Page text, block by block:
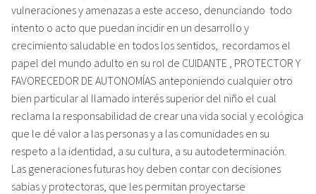
vulneraciones y amenazas a este acceso, denunciando todo
intento o acto que puedan incidir en un desarrollo y
crecimiento saludable en todos los sentidos, recordamos el
papel del mundo adulto en su rol de CUIDANTE , PROTECTOR Y
FAVORECEDOR DE AUTONOMÍAS anteponiendo cualquier otro
bien particular al llamado interés superior del niño el cual
reclama la responsabilidad de crear una vida social y ecológica
que le dé valor a las personas y a las comunidades en su
respeto a la identidad, a su cultura, a su autodeterminación.
Las generaciones futuras hoy deben contar con decisiones
sabias y protectoras, que les permitan proyectarse